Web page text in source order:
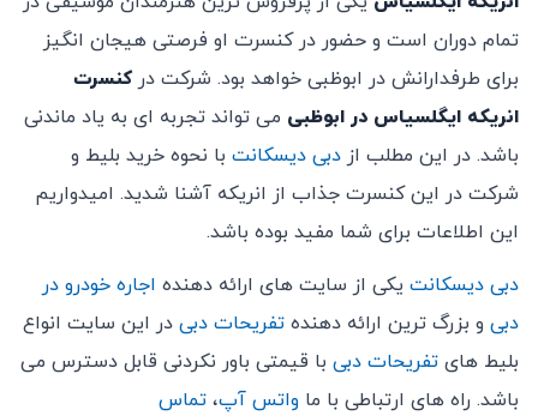
تمام دوران است و حضور در کنسرت او فرصتی هیجان انگیز
برای طرفدارانش در ابوظبی خواهد بود. شرکت درکنسرت
انریکه ایگلسیاس در ابوظبی می تواند تجربه ای به یاد ماندنی
باشد. در این مطلب از دبی دیسکانت با نحوه خرید بلیط و
شرکت در این کنسرت جذاب از انریکه آشنا شدید. امیدواریم
این اطلاعات برای شما مفید بوده باشد.
دبی دیسکانت یکی از سایت های ارائه دهنده اجاره خودرو در
دبی و بزرگ ترین ارائه دهنده تفریحات دبی در این سایت انواع
بلیط های تفریحات دبی با قیمتی باور نکردنی قابل دسترس می
باشد. راه های ارتباطی با ما واتس آپ، تماس